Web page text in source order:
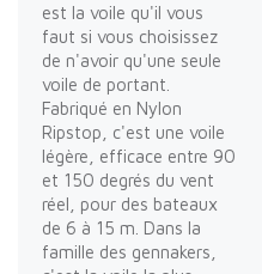
est la voile qu'il vous
faut si vous choisissez
de n'avoir qu'une seule
voile de portant.
Fabriqué en Nylon
Ripstop, c'est une voile
légère, efficace entre 90
et 150 degrés du vent
réel, pour des bateaux
de 6 à 15 m. Dans la
famille des gennakers,